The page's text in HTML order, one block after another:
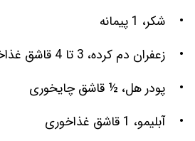
• شکر، 1 پیمانه
• زعفران دم کرده، 3 تا 4 قاشق غذاخوری
• پودر هل، ½ قاشق چایخوری
• آبلیمو، 1 قاشق غذاخوری